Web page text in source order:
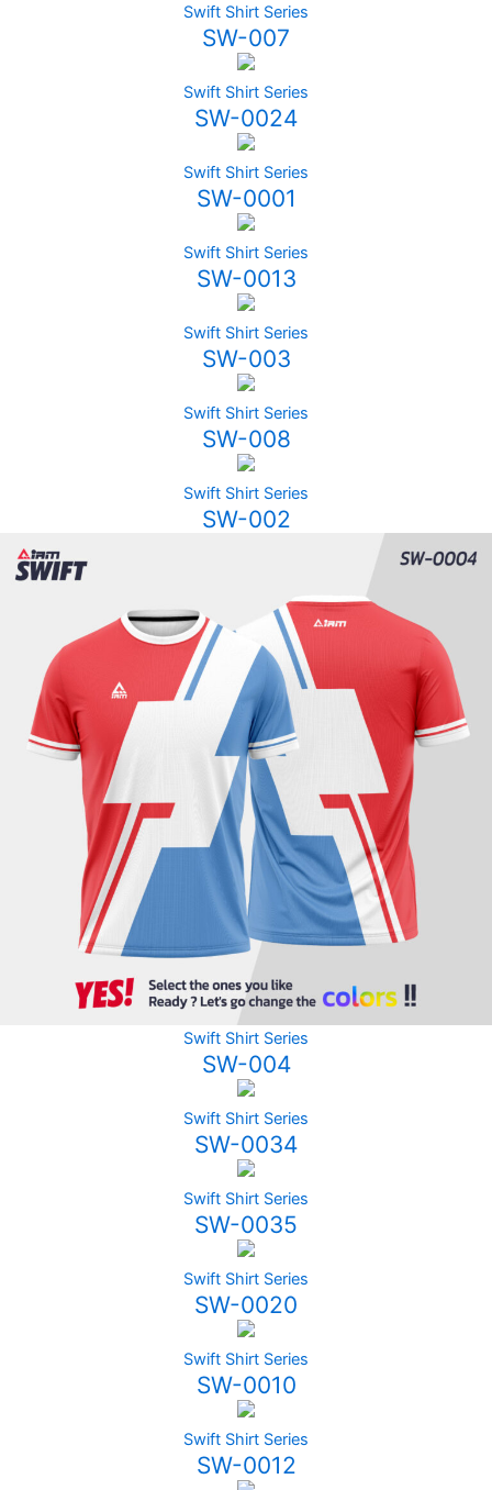
Swift Shirt Series
SW-007
Swift Shirt Series
SW-0024
Swift Shirt Series
SW-0001
Swift Shirt Series
SW-0013
Swift Shirt Series
SW-003
Swift Shirt Series
SW-008
Swift Shirt Series
SW-002
Swift Shirt Series
SW-004
Swift Shirt Series
SW-0034
Swift Shirt Series
SW-0035
Swift Shirt Series
SW-0020
Swift Shirt Series
SW-0010
Swift Shirt Series
SW-0012